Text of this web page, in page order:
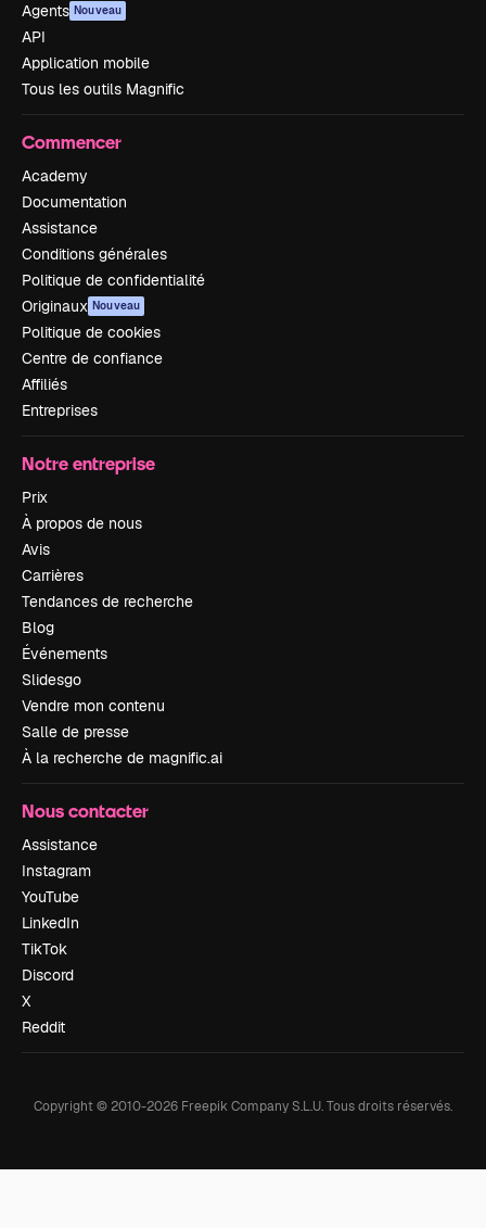
Agents Nouveau
API
Application mobile
Tous les outils Magnific
Commencer
Academy
Documentation
Assistance
Conditions générales
Politique de confidentialité
Originaux Nouveau
Politique de cookies
Centre de confiance
Affiliés
Entreprises
Notre entreprise
Prix
À propos de nous
Avis
Carrières
Tendances de recherche
Blog
Événements
Slidesgo
Vendre mon contenu
Salle de presse
À la recherche de magnific.ai
Nous contacter
Assistance
Instagram
YouTube
LinkedIn
TikTok
Discord
X
Reddit
Copyright © 2010-2026 Freepik Company S.L.U.Tous droits réservés.